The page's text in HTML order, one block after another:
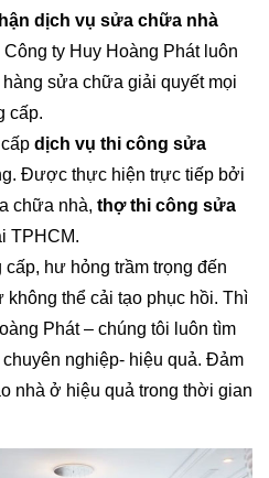
dịch vụ sửa chữa nhà
Công ty Huy Hoàng Phát luôn
sửa chữa giải quyết mọi
cấp.
dịch vụ thi công sửa
Được thực hiện trực tiếp bởi
chữa nhà, thợ thi công sửa
TPHCM.
hư hỏng trầm trọng đến
thể cải tạo phục hồi. Thì
Phát – chúng tôi luôn tìm
nghiệp- hiệu quả. Đảm
nhà ở hiệu quả trong thời gian